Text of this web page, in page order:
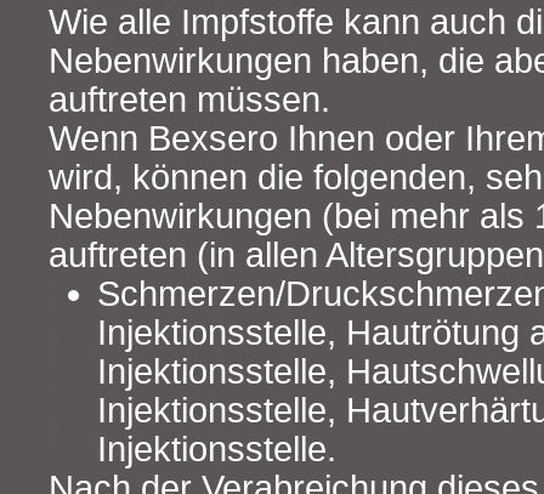
Wie alle Impfstoffe kann auch
Nebenwirkungen haben, die
auftreten müssen.
Wenn Bexsero Ihnen oder
wird, können die folgenden,
Nebenwirkungen (bei mehr als
auftreten (in allen
Schmerzen/
Injektionsstelle, Hautrötung
Injektionsstelle,
Injektionsstelle,
Injektionsstelle.